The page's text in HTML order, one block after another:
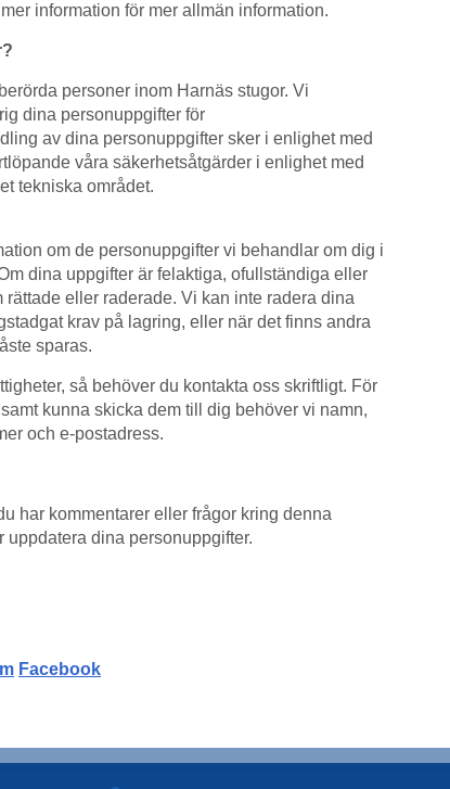
information för mer allmän information.
personer inom Harnäs stugor. Vi
dina personuppgifter för
av dina personuppgifter sker i enlighet med
våra säkerhetsåtgärder i enlighet med
tekniska området.
om de personuppgifter vi behandlar om dig i
dina uppgifter är felaktiga, ofullständiga eller
eller raderade. Vi kan inte radera dina
krav på lagring, eller när det finns andra
sparas.
så behöver du kontakta oss skriftligt. För
kunna skicka dem till dig behöver vi namn,
och e-postadress.
har kommentarer eller frågor kring denna
uppdatera dina personuppgifter.
Facebook